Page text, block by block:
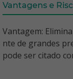
Vantagens e
Vantagem:
nte de grandes
pode ser citado